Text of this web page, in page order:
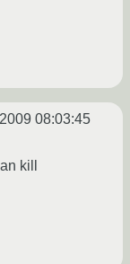
08:03:45
kill